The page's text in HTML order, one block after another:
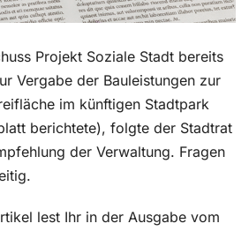
Projekt Soziale Stadt bereits
Vergabe der Bauleistungen zur
im künftigen Stadtpark
berichtete), folgte der Stadtrat
der Verwaltung. Fragen
lest Ihr in der Ausgabe vom